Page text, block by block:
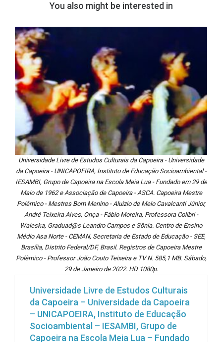
You also might be interested in
Universidade Livre de Estudos Culturais da Capoeira - Universidade
da Capoeira - UNICAPOEIRA, Instituto de Educação Socioambiental -
IESAMBI, Grupo de Capoeira na Escola Meia Lua - Fundado em 29 de
Maio de 1962 e Associação de Capoeira - ASCA. Capoeira Mestre
Polêmico - Mestres Bom Menino - Aluizio de Melo Cavalcanti Júnior,
André Teixeira Alves, Onça - Fábio Moreira, Professora Colibri -
Waleska, Graduad@s Leandro Campos e Sônia. Centro de Ensino
Médio Asa Norte - CEMAN, Secretaria de Estado de Educação - SEE,
Brasília, Distrito Federal/DF, Brasil. Registros de Capoeira Mestre
Polêmico - Professor João Couto Teixeira e TV N. 585,1 MB. Sábado,
29 de Janeiro de 2022. HD 1080p.
Universidade Livre de Estudos Culturais
da Capoeira – Universidade da Capoeira
– UNICAPOEIRA, Instituto de Educação
Socioambiental – IESAMBI, Grupo de
Capoeira na Escola Meia Lua – Fundado